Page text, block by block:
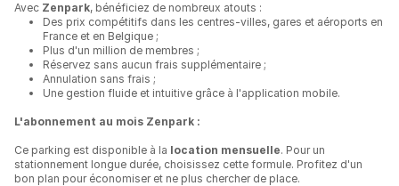
Avec Zenpark, bénéficiez de nombreux atouts :
Des prix compétitifs dans les centres-villes, gares et aéroports en
France et en Belgique ;
Plus d'un million de membres ;
Réservez sans aucun frais supplémentaire ;
Annulation sans frais ;
Une gestion fluide et intuitive grâce à l'application mobile.
L'abonnement au mois Zenpark :
Ce parking est disponible à la location mensuelle. Pour un
stationnement longue durée, choisissez cette formule. Profitez d'un
bon plan pour économiser et ne plus chercher de place.